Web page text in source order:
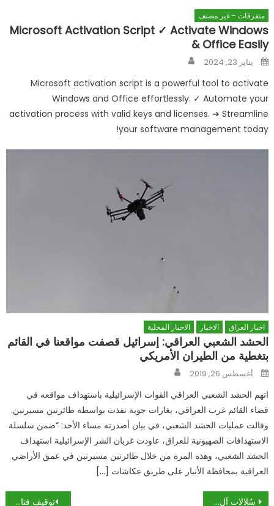
متفرقات - غير مصنف
Microsoft Activation Script ✓ Activate Windows
& Office Easily
Posted
onيناير 23, 2024
Microsoft activation script is a powerful tool to activate
Windows and Office effortlessly. ✓ Automate your
activation process with valid keys and licenses. ➔ Streamline
your software management today!
اخبار العراق الاخبار الاخبار المحلية
الحشد الشعبي العراقي: إسرائيل قصفت مواقعنا في القائم
بتغطية من الطيران الأمريكي
Posted
onأغسطس 26, 2019
اتهم الحشد الشعبي العراقي القوات الإسرائيلية باستهداف مواقعه في
قضاء القائم غرب العراقي، بغارات جوية نفذت بواسطة طائرتين مسيرتين.
وقالت عمليات الحشد الشعبي، في بيان أصدرته مساء الأحد: “ضمن سلسلة
الاستهدافات الصهيونية للعراق، عاودت غربان الشر الإسرائيلية استهداف
الحشد الشعبي، وهذه المرة من خلال طائرتين مسيرتين في عمق الأراضي
العراقية بمحافظة الأنبار على طريق عكاشات […]
توقيف فتاتين أمريكيتين خططتا لمجزرة تدخلهما جهنم سُلالات آل صهيون